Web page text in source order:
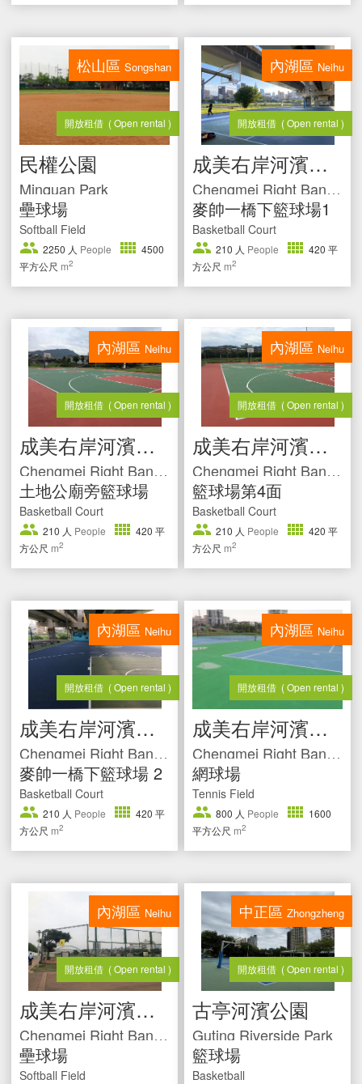
松山區 Songshan
開放租借 ( Open rental )
民權公園
Minquan Park
壘球場
Softball Field
2250 人 People
4500
平方公尺 m2
內湖區 Neihu
開放租借 ( Open rental )
成美右岸河濱公園
Chengmei Right Bank Riverside Park
麥帥一橋下籃球場1
Basketball Court
210 人 People 420 平
方公尺 m2
內湖區 Neihu
開放租借 ( Open rental )
成美右岸河濱公園
Chengmei Right Bank Riverside Park
土地公廟旁籃球場
Basketball Court
210 人 People 420 平
方公尺 m2
內湖區 Neihu
開放租借 ( Open rental )
成美右岸河濱公園
Chengmei Right Bank Riverside Park
籃球場第4面
Basketball Court
210 人 People 420 平
方公尺 m2
內湖區 Neihu
開放租借 ( Open rental )
成美右岸河濱公園
Chengmei Right Bank Riverside Park
麥帥一橋下籃球場 2
Basketball Court
210 人 People 420 平
方公尺 m2
內湖區 Neihu
開放租借 ( Open rental )
成美右岸河濱公園
Chengmei Right Bank Riverside Park
網球場
Tennis Field
800 人 People
1600
平方公尺 m2
內湖區 Neihu
開放租借 ( Open rental )
成美右岸河濱公園
Chengmei Right Bank Riverside Park
壘球場
Softball Field
中正區 Zhongzheng
開放租借 ( Open rental )
古亭河濱公園
Guting Riverside Park
籃球場
Basketball